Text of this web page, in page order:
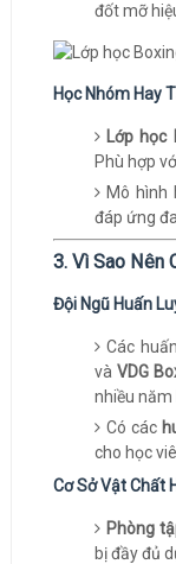
đốt mỡ
Học Nhóm Hay
Lớp học
Phù hợp
Mô hình
đáp ứng
3. Vì Sao Nên
Đội Ngũ Huấn
Các
và VDG
nhiều năm
Có các
cho học
Cơ Sở Vật Chất
Phòng
bị đầy đủ